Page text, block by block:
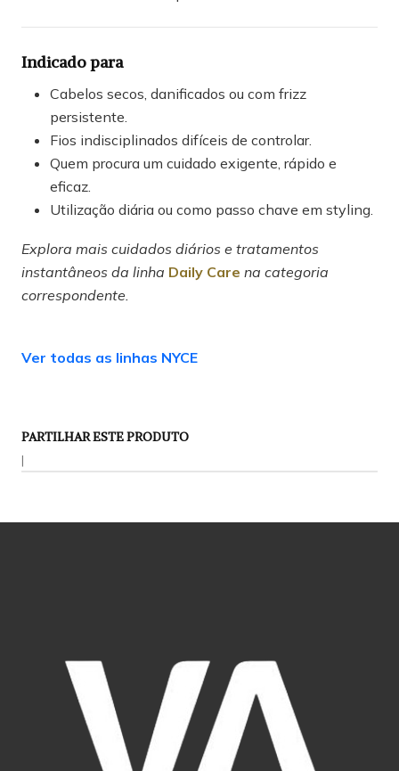
Indicado para
Cabelos secos, danificados ou com frizz
persistente.
Fios indisciplinados difíceis de controlar.
Quem procura um cuidado exigente, rápido e
eficaz.
Utilização diária ou como passo chave em styling.
Explora mais cuidados diários e tratamentos
instantâneos da linha Daily Care na categoria
correspondente.
Ver todas as linhas NYCE
PARTILHAR ESTE PRODUTO
|